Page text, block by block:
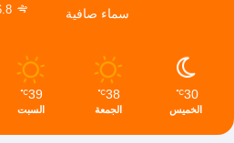
سماء صافية
6.8
30
℃
الخميس
38
℃
الجمعة
39
℃
السبت